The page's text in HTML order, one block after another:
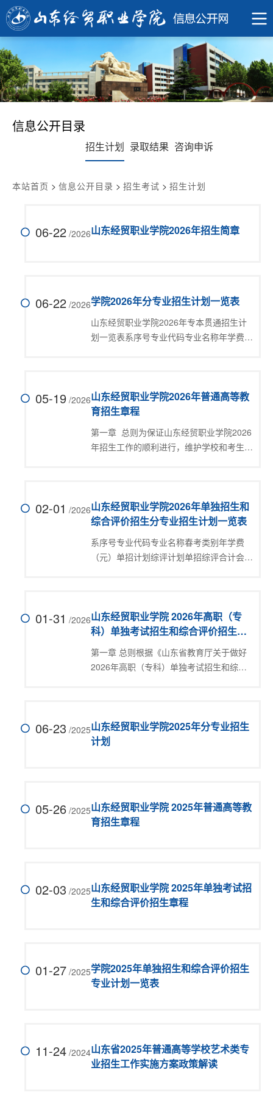
信息公开目录
招生计划 录取结果 咨询申诉
本站首页 > 信息公开目录 > 招生考试 > 招生计划
06-22 /2026山东经贸职业学院2026年招生简章
06-22 /2026学院2026年分专业招生计划一览表
山东经贸职业学院2026年专本贯通招生计
划一览表系序号专业代码专业名称年学费
院审计学财政金融系2530201金融服务与管
理...
05-19 /2026山东经贸职业学院2026年普通高等教
育招生章程
第一章 总则为保证山东经贸职业学院2026
年招生工作的顺利进行，维护学校和考生合
（专科）招生工作。第二条 山东...
02-01 /2026山东经贸职业学院2026年单独招生和
综合评价招生分专业招生计划一览表
系序号专业代码专业名称春考类别年学费
（元）单招计划综评计划单招综评合计会计
与审计财税550015 8 23 4530402统计与
会...
01-31 /2026山东经贸职业学院 2026年高职（专
科）单独考试招生和综合评价招生章
程
第一章 总则根据《山东省教育厅关于做好
2026年高职（专科）单独考试招生和综合
工作的顺利进行，结合学院实际，制定本章
程...
06-23 /2025山东经贸职业学院2025年分专业招生
计划
05-26 /2025山东经贸职业学院 2025年普通高等教
育招生章程
02-03 /2025山东经贸职业学院 2025年单独考试招
生和综合评价招生章程
01-27 /2025学院2025年单独招生和综合评价招生
专业计划一览表
11-24 /2024山东省2025年普通高等学校艺术类专
业招生工作实施方案政策解读